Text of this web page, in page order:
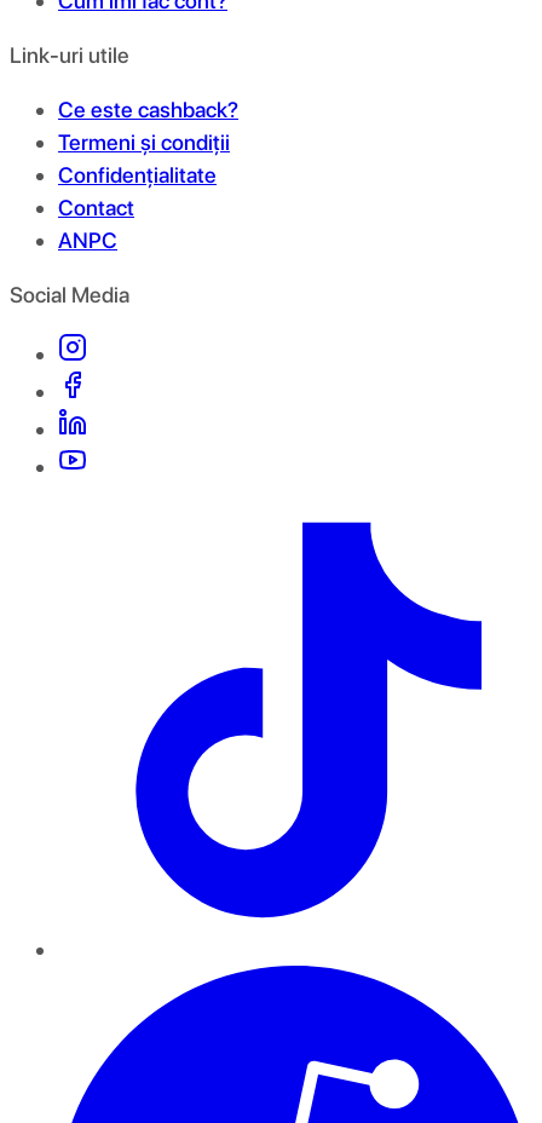
Link-uri utile
Ce este cashback?
Termeni și condiții
Confidențialitate
Contact
ANPC
Social Media